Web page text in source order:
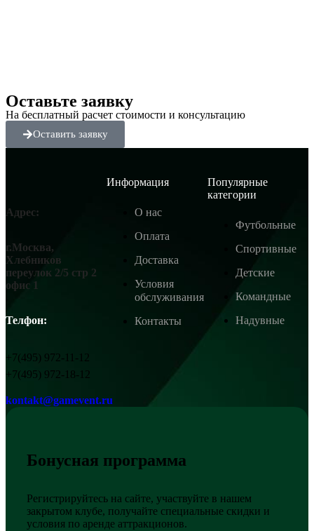
Оставьте заявку
На бесплатный расчет стоимости и консультацию
Оставить заявку
Адрес:
г.Москва,
Хлебников
переулок 2/5 стр 2
офис 1
Телфон:
+7(495) 972-11-12
+7(495) 972-18-12
kontakt@gamevent.ru
Информация
О нас
Оплата
Доставка
Условия
обслуживания
Контакты
Популярные
категории
Футбольные
Спортивные
Детские
Командные
Надувные
Бонусная программа
Регистрируйтесь на сайте, участвуйте в нашем
закрытом клубе, получайте специальные скидки и
условия по аренде аттракционов.